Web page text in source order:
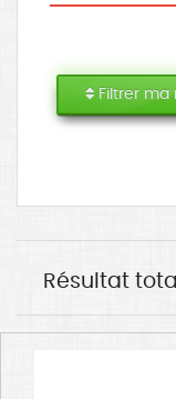
Filtrer ma
Résultat